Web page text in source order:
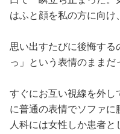
はふと顔を私の方に向け
思い出すたびに後悔する
っ」という表情のままだ
すぐにお互い視線を外し
に普通の表情でソファ
人科には女性しか患者